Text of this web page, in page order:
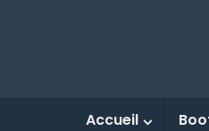
Accueil